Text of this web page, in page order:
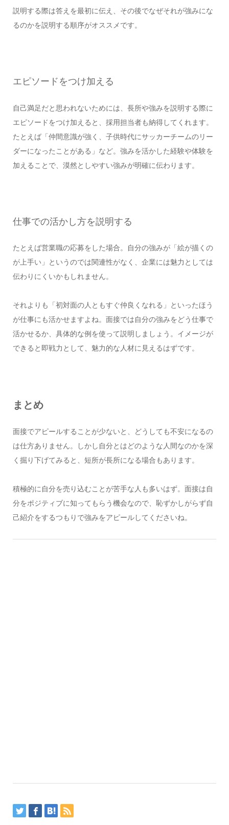
説明する際は答えを最初に伝え、その後でなぜそれが強みにな
るのかを説明する順序がオススメです。
エピソードをつけ加える
自己満足だと思われないためには、長所や強みを説明する際に
エピソードをつけ加えると、採用担当者も納得してくれます。
たとえば「仲間意識が強く、子供時代にサッカーチームのリー
ダーになったことがある」など。強みを活かした経験や体験を
加えることで、漠然としやすい強みが明確に伝わります。
仕事での活かし方を説明する
たとえば営業職の応募をした場合。自分の強みが「絵が描くの
が上手い」というのでは関連性がなく、企業には魅力としては
伝わりにくいかもしれません。
それよりも「初対面の人ともすぐ仲良くなれる」といったほう
が仕事にも活かせますよね。面接では自分の強みをどう仕事で
活かせるか、具体的な例を使って説明しましょう。イメージが
できると即戦力として、魅力的な人材に見えるはずです。
まとめ
面接でアピールすることが少ないと、どうしても不安になるの
は仕方ありません。しかし自分とはどのような人間なのかを深
く掘り下げてみると、短所が長所になる場合もあります。
積極的に自分を売り込むことが苦手な人も多いはず。面接は自
分をポジティブに知ってもらう機会なので、恥ずかしがらず自
己紹介をするつもりで強みをアピールしてくださいね。